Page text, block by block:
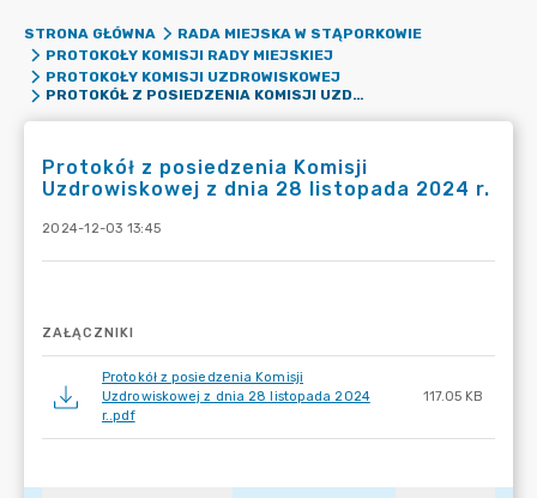
STRONA GŁÓWNA
RADA MIEJSKA W STĄPORKOWIE
PROTOKOŁY KOMISJI RADY MIEJSKIEJ
PROTOKOŁY KOMISJI UZDROWISKOWEJ
PROTOKÓŁ Z POSIEDZENIA KOMISJI UZDROWISKOWEJ Z DNIA 28 LISTOPADA 2024 R.
Protokół z posiedzenia Komisji
Uzdrowiskowej z dnia 28 listopada 2024 r.
2024-12-03 13:45
ZAŁĄCZNIKI
Protokół z posiedzenia Komisji
Uzdrowiskowej z dnia 28 listopada 2024
r..pdf
117.05 KB